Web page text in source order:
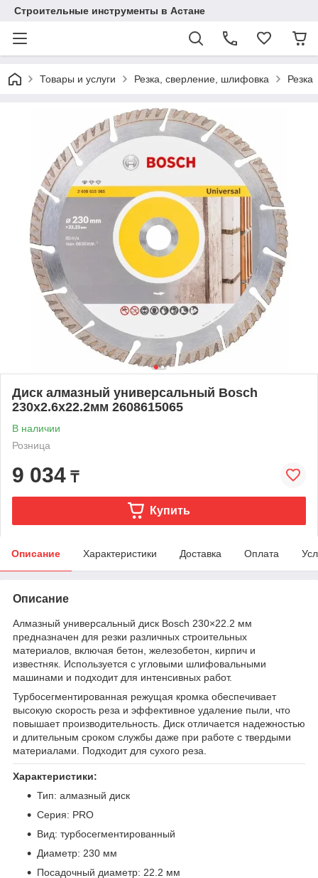
Строительные инструменты в Астане
Товары и услуги Резка, сверление, шлифовка Резка
Диск алмазный универсальный Bosch
230х2.6х22.2мм 2608615065
В наличии
Розница
9 034 ₸
Купить
Описание Характеристики Доставка Оплата
Описание
Алмазный универсальный диск Bosch 230×22.2 мм
предназначен для резки различных строительных
материалов, включая бетон, железобетон, кирпич и
известняк. Используется с угловыми шлифовальными
машинами и подходит для интенсивных работ.
Турбосегментированная режущая кромка обеспечивает
высокую скорость реза и эффективное удаление пыли, что
повышает производительность. Диск отличается надежностью
и длительным сроком службы даже при работе с твердыми
материалами. Подходит для сухого реза.
Характеристики:
Тип: алмазный диск
Серия: PRO
Вид: турбосегментированный
Диаметр: 230 мм
Посадочный диаметр: 22.2 мм